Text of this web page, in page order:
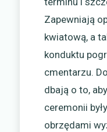
Zapewniają
kwiatową, a
konduktu
cmentarzu.
dbają o to,
ceremonii
obrzędami